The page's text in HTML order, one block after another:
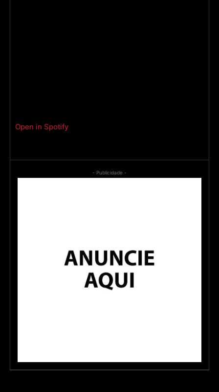
Open in Spotify
- Publicidade -